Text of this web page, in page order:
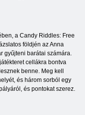
a Candy Riddles: Free
földjén az Anna
gyűjteni barátai számára.
cellákra bontva
benne. Meg kell
és három sorból egy
és pontokat szerez.